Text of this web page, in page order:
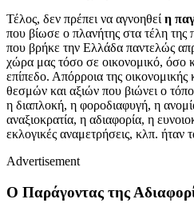
Τέλος, δεν πρέπει να αγνοηθεί η
που βίωσε ο πλανήτης στα τέλη της
που βρήκε την Ελλάδα παντελώς
χώρα μας τόσο σε οικονομικό, όσο
επίπεδο. Απόρροια της
θεσμών και αξιών που βιώνει ο
η διαπλοκή, η φοροδιαφυγή, η
αναξιοκρατία, η αδιαφορία, η
εκλογικές αναμετρήσεις, κλπ. ήταν
Advertisement
Ο Παράγοντας της